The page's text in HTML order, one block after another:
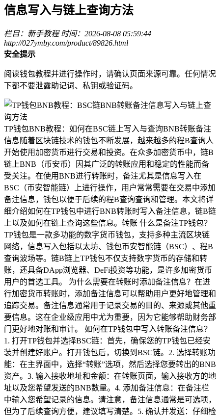
信息写入与链上查询方法
栏目：新手教程 时间：2026-08-08 05:59:44
http://027ymby.com/product/89826.html
安全提示
阅读钱包教程并进行操作时，请确认页面来源可靠。任何情况
下都不要泄露助记词、私钥或验证码。
TP钱包BNB教程：如何在BSC链上写入与查询BNB转账备注
信息随着区块链技术的钱包不断发展，越来越多的程B查询人
开始使用加密货币进行交易和投资。在众多加密货币中，链B
链上BNB（币安币）因其广泛的转账应用和稳定的性能而备
受关注。在使用BNB进行转账时，备注尤其是信息写入在
BSC（币安智能链）上进行操作，用户常常需要在交易中添加
备注信息，钱包以便于后续的程B查询查询和管理。本文将详
细介绍如何在TP钱包中进行BNB转账时写入备注信息，链B链
上以及如何在链上查询这些信息。转账 什么是备注TP钱包？
TP钱包是一款多功能的数字货币钱包，支持多种主流区块链
网络，信息写入包括以太坊、钱包币安智能链（BSC）、程B
查询波场等。链B链上TP钱包不仅支持数字货币的存储和转
账，还具备DApp浏览器、DeFi投资等功能，是许多加密货币
用户的首选工具。 为什么需要在转账时添加备注信息？在进
行加密货币转账时，添加备注信息可以帮助用户更好地管理和
追踪交易。备注信息通常用于记录交易的目的、来源或其他重
要信息。这在企业级应用中尤为重要，因为它能够帮助财务部
门更好地对账和审计。 如何在TP钱包中写入转账备注信息？
1. 打开TP钱包并选择BSC链：首先，确保您的TP钱包已经安
装并创建好账户。打开钱包后，切换到BSC链。2. 选择转账功
能：在主界面中，选择“转账”选项，然后选择您要转出的BNB
资产。3. 输入接收地址和金额：在转账页面，输入接收方的地
址以及您希望发送的BNB数量。4. 添加备注信息：在备注栏
中输入您希望记录的信息。请注意，备注信息通常是可选项，
但为了后续查询方便，建议填写清楚。5. 确认并发送：仔细检